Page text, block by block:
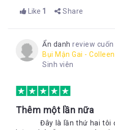
Like 1 Share
Ẩn danh review cuốn
Bụi Mận Gai -
Sinh viên
Thêm một lần nữa
Đây là lần thứ hai tôi